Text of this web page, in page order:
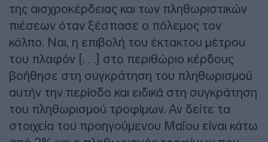
της αισχροκέρδειας και των πληθωριστικών
πιέσεων όταν ξέσπασε ο πόλεμος τον
κόλπο. Ναι, η επιβολή του έκτακτου μέτρου
του πλαφόν [. . .] στο περιθώριο κέρδους
βοήθησε στη συγκράτηση του πληθωρισμού
αυτήν την περίοδο και ειδικά στη συγκράτηση
του πληθωρισμού τροφίμων. Αν δείτε τα
στοιχεία του προηγούμενου Μαΐου είναι κάτω